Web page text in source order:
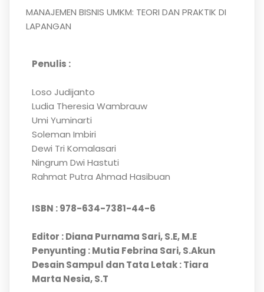
MANAJEMEN BISNIS UMKM: TEORI DAN PRAKTIK DI
LAPANGAN
Penulis :
Loso Judijanto
Ludia Theresia Wambrauw
Umi Yuminarti
Soleman Imbiri
Dewi Tri Komalasari
Ningrum Dwi Hastuti
Rahmat Putra Ahmad Hasibuan
ISBN : 978-634-7381-44-6
Editor : Diana Purnama Sari, S.E, M.E
Penyunting :Mutia Febrina Sari, S.Akun
Desain Sampul dan Tata Letak : Tiara
Marta Nesia, S.T